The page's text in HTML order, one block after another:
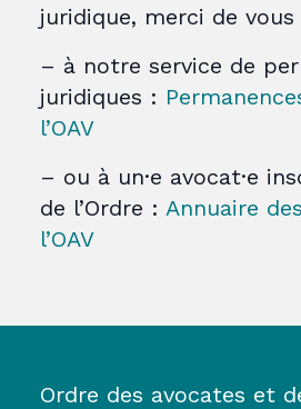
juridique, merci de vous
– à notre service de
juridiques :
l’OAV
– ou à un·e avocat·e
de l’Ordre : Annuaire
l’OAV
Ordre des avocates et